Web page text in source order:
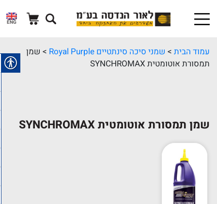
ENG
עמוד הבית > שמני סיכה סינתטיים Royal Purple
> שמן
תמסורת אוטומטית SYNCHROMAX
שמן תמסורת אוטומטית SYNCHROMAX